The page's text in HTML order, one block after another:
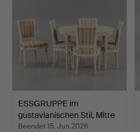
ESSGRUPPE im
gustavianischen Stil, Mitte
d…
Beendet 15. Jun 2026